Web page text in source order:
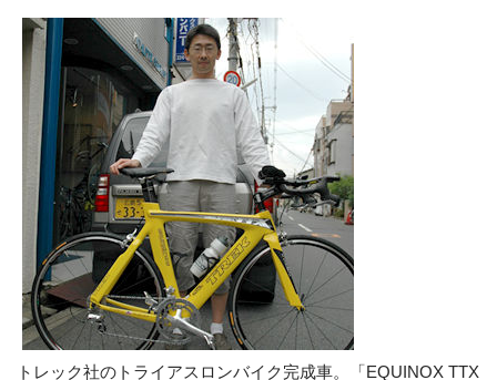
トレック社のトライアスロンバイク完成車。「EQUINOX TTX